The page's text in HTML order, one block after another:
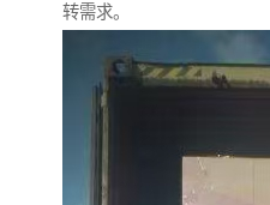
转需求。